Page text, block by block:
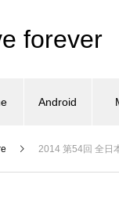
forever
Android
2014 第54回 全日